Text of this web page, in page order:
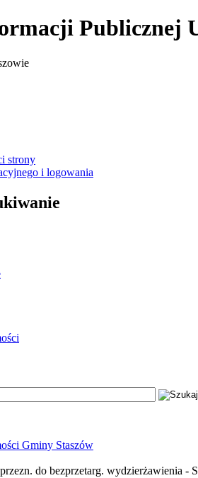
strony
i logowania
Gminy Staszów
do bezprzetarg. wydzierżawienia -